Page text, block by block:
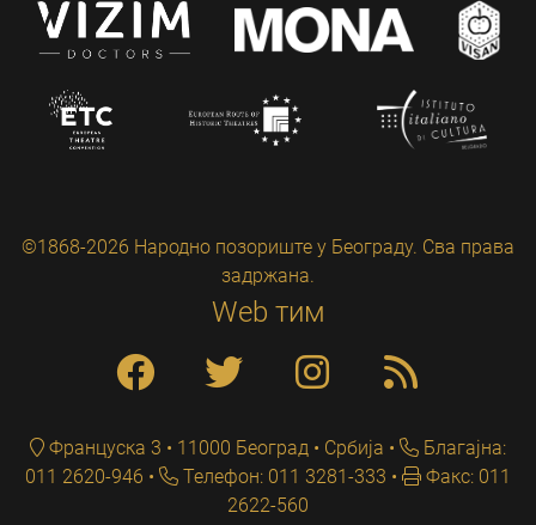
©1868-2026 Народно позориште у Београду. Сва права
задржана.
Web тим
Француска 3 • 11000 Београд • Србија
Благајна:
011 2620-946
Телефон: 011 3281-333
Факс: 011
2622-560